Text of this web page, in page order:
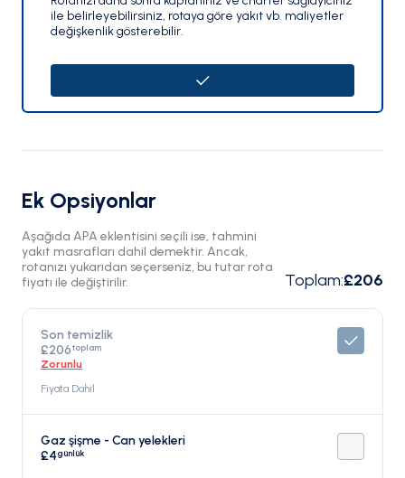
ile belirleyebilirsiniz, rotaya göre yakıt vb. maliyetler
değişkenlik gösterebilir.
Ek Opsiyonlar
Aşağıda APA eklentisini seçili ise, tahmini
yakıt masrafları dahil demektir. Ancak,
rotanızı yukarıdan seçerseniz, bu tutar rota
fiyatı ile değiştirilir.
Toplam:£206
Son temizlik
£206toplam
Zorunlu
Fiyata Dahil
Gaz şişme - Can yelekleri
£4günlük